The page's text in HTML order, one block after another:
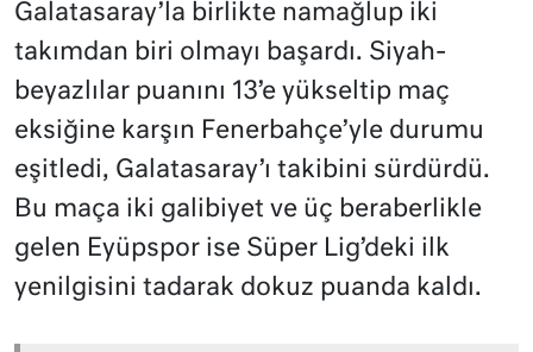
Galatasaray’la birlikte namağlup iki
takımdan biri olmayı başardı. Siyah-
beyazlılar puanını 13’e yükseltip maç
eksiğine karşın Fenerbahçe’yle durumu
eşitledi, Galatasaray’ı takibini sürdürdü.
Bu maça iki galibiyet ve üç beraberlikle
gelen Eyüpspor ise Süper Lig’deki ilk
yenilgisini tadarak dokuz puanda kaldı.